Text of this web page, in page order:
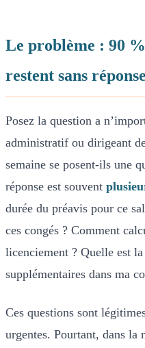
Le problème : 90
restent sans
Posez la question a
administratif ou dirigeant
semaine se posent-ils une
réponse est souvent
durée du préavis pour ce
ces congés ? Comment
licenciement ? Quelle est
supplémentaires dans ma
Ces questions sont
urgentes. Pourtant, dans la